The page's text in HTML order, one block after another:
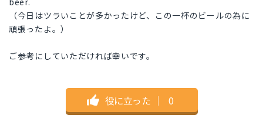
（今日はツラいことが多かったけど、この一杯のビールの為に
頑張ったよ。）
ご参考にしていただければ幸いです。
役に立った ｜ 0